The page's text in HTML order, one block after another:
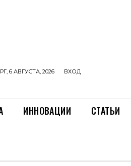
6 АВГУСТА, 2026 ВХОД
ИННОВАЦИИ СТАТЬИ